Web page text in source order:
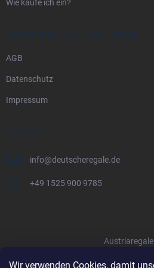
Wir verwenden Cookies, damit
Wie kaufe ich ein?
RECHTLICHE INFORMATIONEN
AGB
Datenschutz
Impressum
KONTAKT
info@deutscheregale.de
+49 1525 900 9785